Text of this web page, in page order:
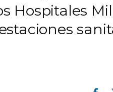
Hospitales
Compartir en Facebook Compartir en Twitter